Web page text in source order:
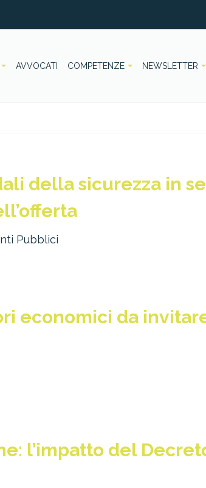
AVVOCATI COMPETENZE NEWSLETTER
della sicurezza in
Pubblici
economici da
l’impatto del